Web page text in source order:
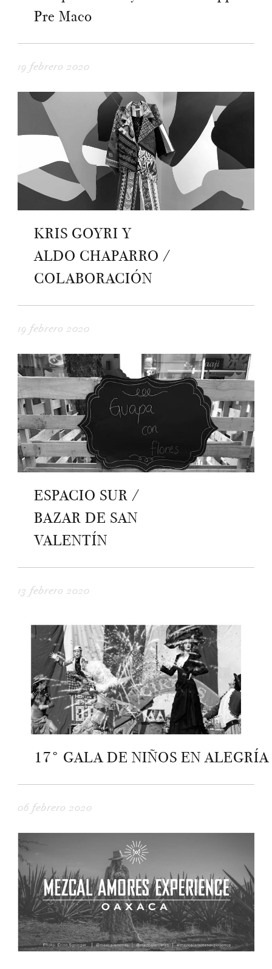
Pre Maco
19 febrero 2020
KRIS GOYRI Y
ALDO CHAPARRO /
COLABORACIÓN
19 febrero 2020
ESPACIO SUR /
BAZAR DE SAN
VALENTÍN
13 febrero 2020
17° GALA DE NIÑOS EN ALEGRÍA
06 febrero 2020